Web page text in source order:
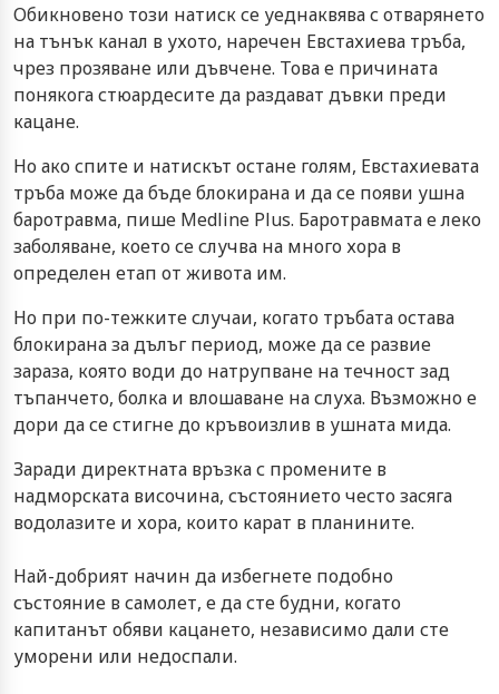
Обикновено този натиск се уеднаквява с отварянето
на тънък канал в ухото, наречен Евстахиева тръба,
чрез прозяване или дъвчене. Това е причината
понякога стюардесите да раздават дъвки преди
кацане.
Но ако спите и натискът остане голям, Евстахиевата
тръба може да бъде блокирана и да се появи ушна
баротравма, пише Medline Plus. Баротравмата е леко
заболяване, което се случва на много хора в
определен етап от живота им.
Но при по-тежките случаи, когато тръбата остава
блокирана за дълъг период, може да се развие
зараза, която води до натрупване на течност зад
тъпанчето, болка и влошаване на слуха. Възможно е
дори да се стигне до кръвоизлив в ушната мида.
Заради директната връзка с промените в
надморската височина, състоянието често засяга
водолазите и хора, които карат в планините.
Най-добрият начин да избегнете подобно
състояние в самолет, е да сте будни, когато
капитанът обяви кацането, независимо дали сте
уморени или недоспали.